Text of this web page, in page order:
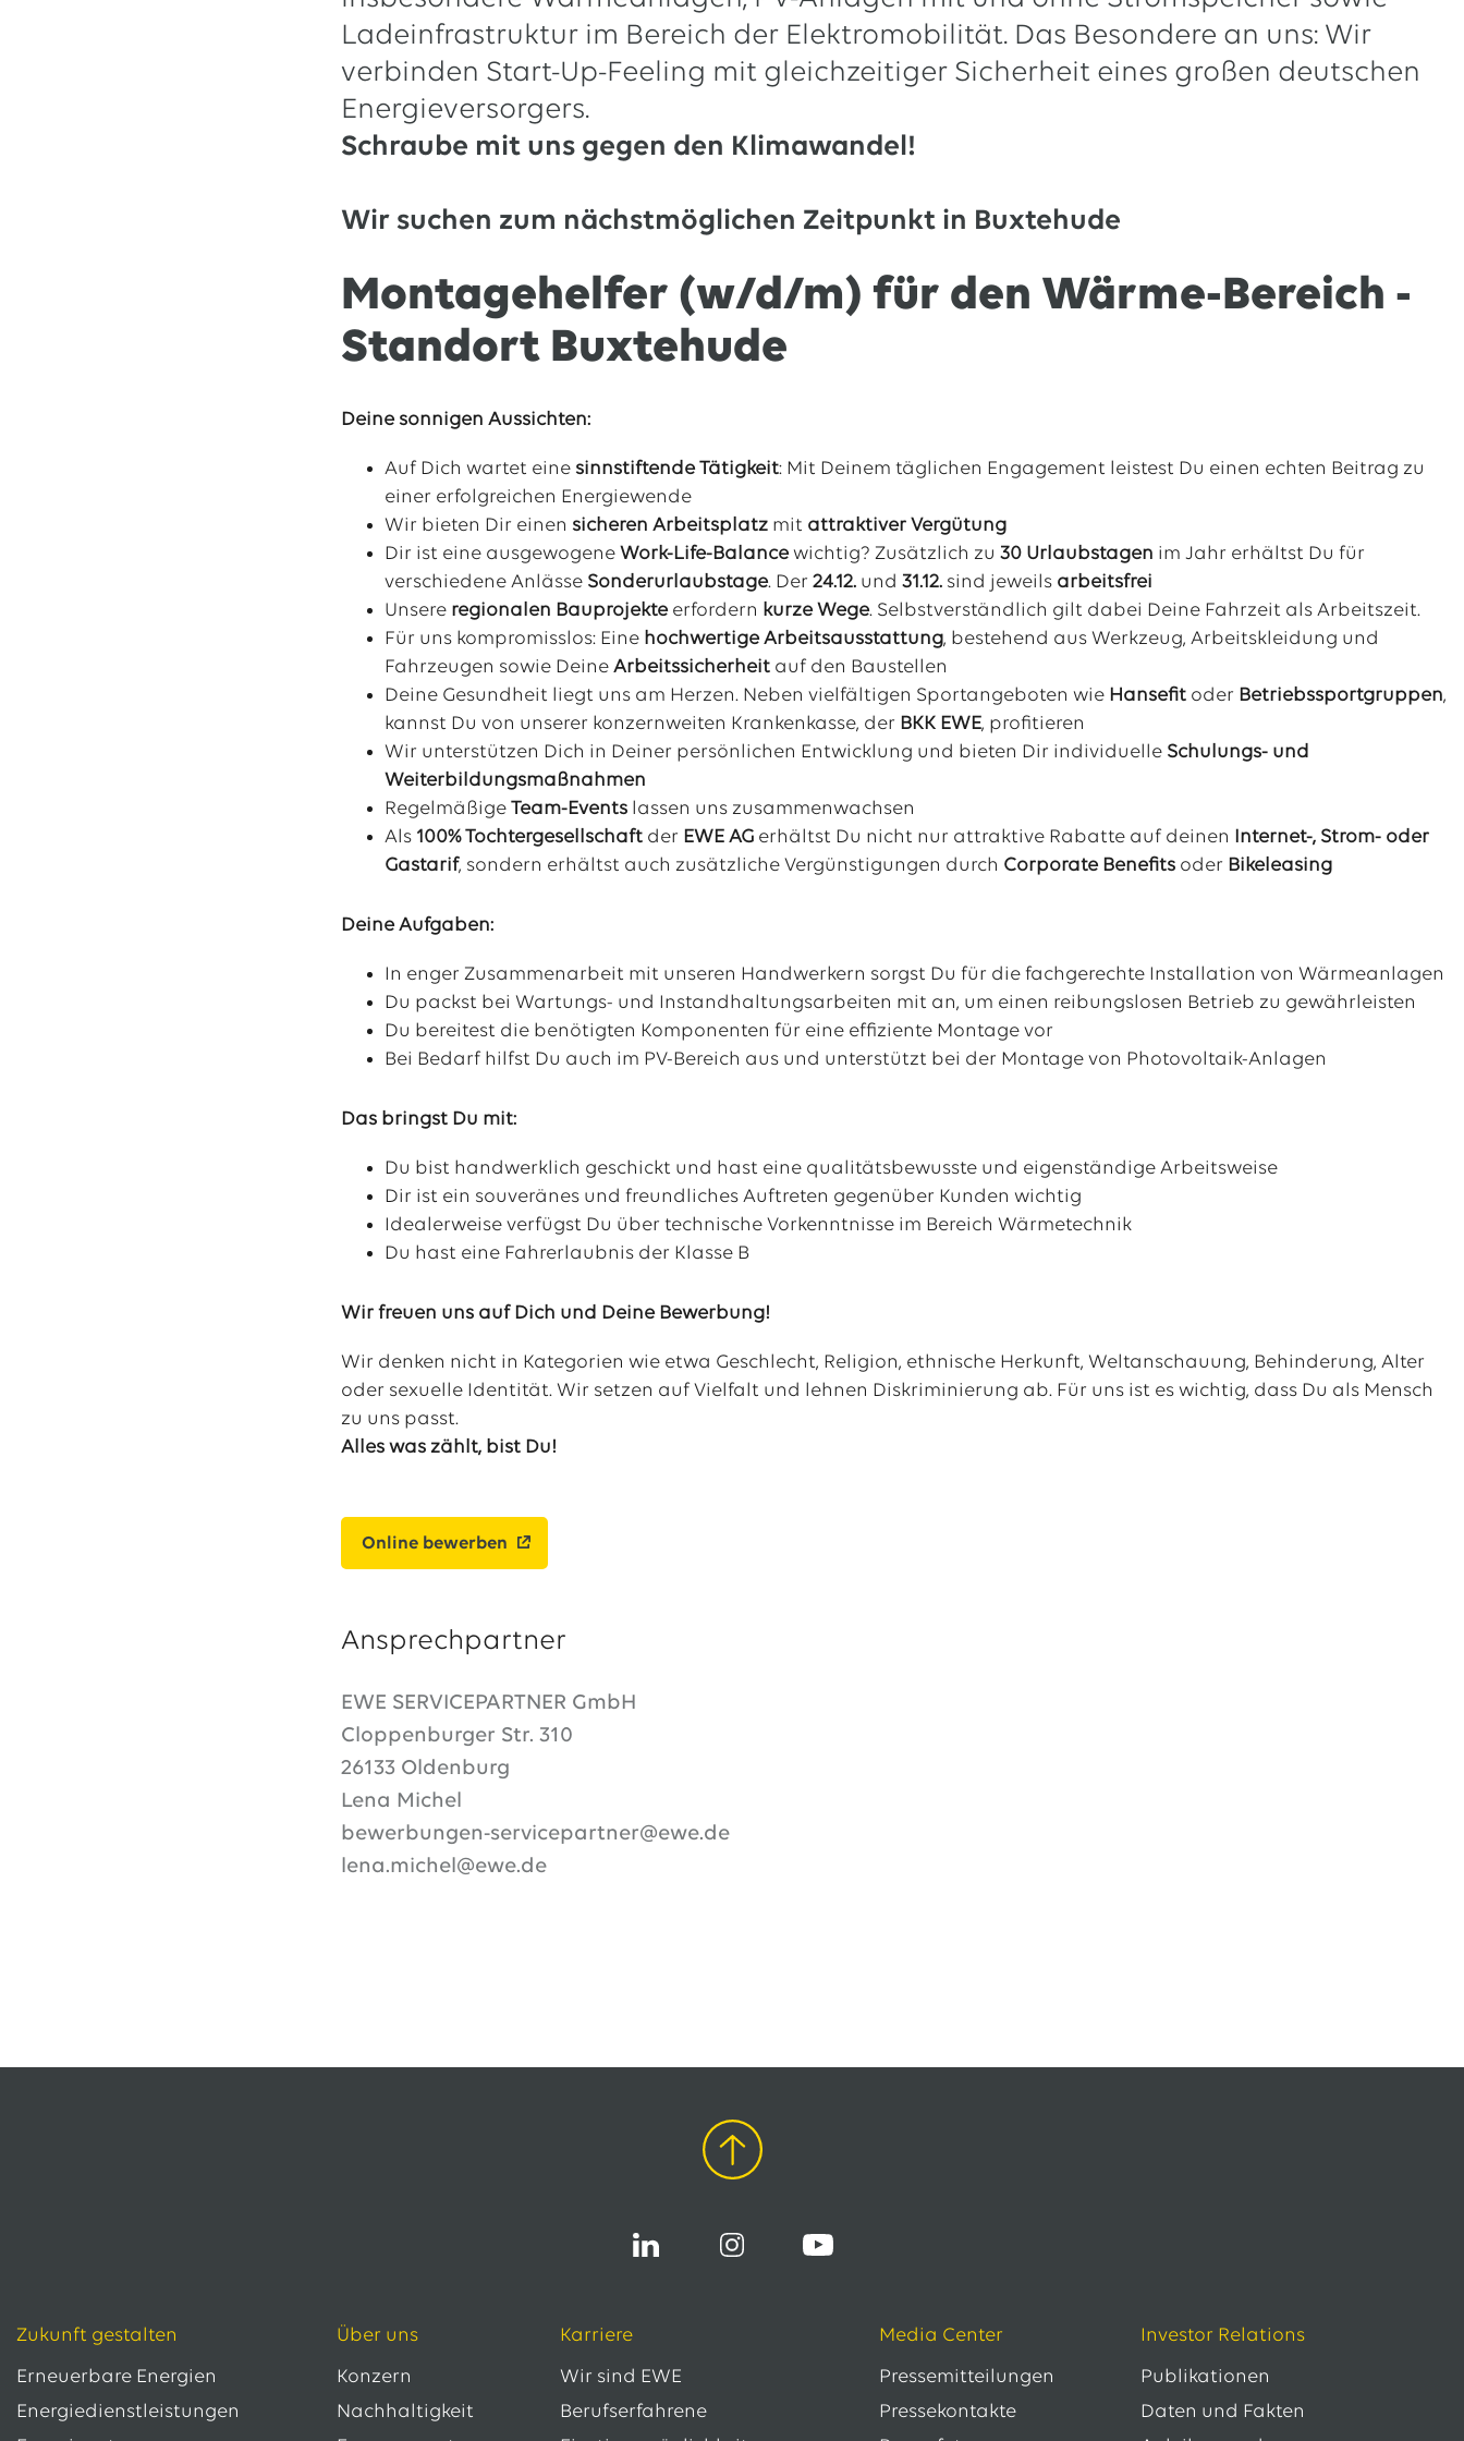
Ladeinfrastruktur im Bereich der Elektromobilität. Das Besondere an uns: Wir
verbinden Start-Up-Feeling mit gleichzeitiger Sicherheit eines großen deutschen
Energieversorgers.
Schraube mit uns gegen den Klimawandel!
Wir suchen zum nächstmöglichen Zeitpunkt in Buxtehude
Montagehelfer (w/d/m) für den Wärme-Bereich -
Standort Buxtehude
Deine sonnigen Aussichten:
Auf Dich wartet eine sinnstiftende Tätigkeit: Mit Deinem täglichen Engagement leistest Du einen echten Beitrag zu
einer erfolgreichen Energiewende
Wir bieten Dir einen sicheren Arbeitsplatz mit attraktiver Vergütung
Dir ist eine ausgewogeneWork-Life-Balancewichtig? Zusätzlich zu30 Urlaubstagen im Jahr erhältst Du für
verschiedene Anlässe Sonderurlaubstage. Der 24.12. und31.12. sind jeweils arbeitsfrei
Unsere regionalen Bauprojekte erfordern kurze Wege. Selbstverständlich gilt dabei Deine Fahrzeit als Arbeitszeit.
Für uns kompromisslos: Eine hochwertige Arbeitsausstattung, bestehend aus Werkzeug, Arbeitskleidung und
Fahrzeugen sowie DeineArbeitssicherheit auf den Baustellen
Deine Gesundheit liegt uns am Herzen. Neben vielfältigen Sportangeboten wie Hansefit oder Betriebssportgruppen,
kannst Du von unserer konzernweiten Krankenkasse, der BKK EWE, profitieren
Wir unterstützen Dich in Deiner persönlichen Entwicklung und bieten Dir individuelle Schulungs- und
Weiterbildungsmaßnahmen
RegelmäßigeTeam-Events lassen uns zusammenwachsen
Als 100% Tochtergesellschaft der EWEAG erhältst Du nicht nur attraktive Rabatte auf deinen Internet-, Strom- oder
Gastarif, sondern erhältst auch zusätzliche Vergünstigungen durch Corporate Benefits oder Bikeleasing
Deine Aufgaben:
In enger Zusammenarbeit mit unseren Handwerkern sorgst Du für die fachgerechte Installation von Wärmeanlagen
Du packst bei Wartungs- und Instandhaltungsarbeiten mit an, um einen reibungslosen Betrieb zu gewährleisten
Du bereitest die benötigten Komponenten für eine effiziente Montage vor
Bei Bedarf hilfst Du auch im PV-Bereich aus und unterstützt bei der Montage von Photovoltaik-Anlagen
Das bringst Du mit:
Du bist handwerklich geschickt und hast eine qualitätsbewusste und eigenständige Arbeitsweise
Dir ist ein souveränes und freundliches Auftreten gegenüber Kunden wichtig
Idealerweise verfügst Du über technische Vorkenntnisse im Bereich Wärmetechnik
Du hast eine Fahrerlaubnis der Klasse B
Wir freuen uns auf Dich und Deine Bewerbung!
Wir denken nicht in Kategorien wie etwa Geschlecht, Religion, ethnische Herkunft, Weltanschauung, Behinderung, Alter
oder sexuelle Identität. Wir setzen auf Vielfalt und lehnen Diskriminierung ab. Für uns ist es wichtig, dass Du als Mensch
zu uns passt.
Alles was zählt, bist Du!
Online bewerben
Ansprechpartner
EWE SERVICEPARTNER GmbH
Cloppenburger Str. 310
26133 Oldenburg
Lena Michel
bewerbungen-servicepartner@ewe.de
lena.michel@ewe.de
Zukunft gestalten
Erneuerbare Energien
Energiedienstleistungen
Über uns
Konzern
Nachhaltigkeit
Karriere
Wir sind EWE
Berufserfahrene
Media Center
Pressemitteilungen
Pressekontakte
Investor Relations
Publikationen
Daten und Fakten
Spatenstich für erste Wasserstoffpipeline im Nordwesten